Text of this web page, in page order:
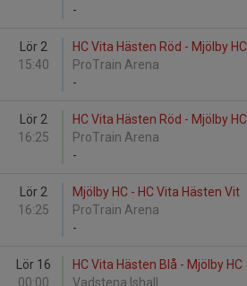
-
Lör 2
15:40
HC Vita Hästen Röd - Mjölby HC
ProTrain Arena
-
Lör 2
16:25
HC Vita Hästen Röd - Mjölby HC
ProTrain Arena
-
Lör 2
16:25
Mjölby HC - HC Vita Hästen Vit
ProTrain Arena
-
Lör 16
00:00
HC Vita Hästen Blå - Mjölby HC
Vadstena Ishall